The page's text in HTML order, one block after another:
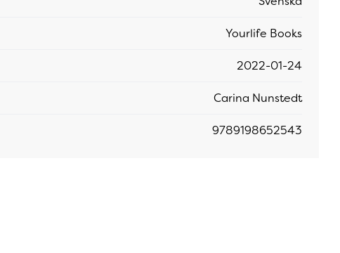
Yourlife Books
2022-01-24
Carina Nunstedt
9789198652543